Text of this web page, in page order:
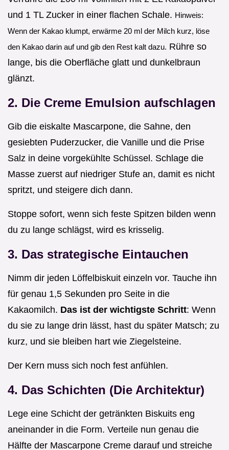
und 1 TL Zucker in einer flachen Schale. Hinweis:
Wenn der Kakao klumpt, erwärme 20 ml der Milch kurz, löse
den Kakao darin auf und gib den Rest kalt dazu. Rühre so
lange, bis die Oberfläche glatt und dunkelbraun
glänzt.
2. Die Creme Emulsion aufschlagen
Gib die eiskalte Mascarpone, die Sahne, den
gesiebten Puderzucker, die Vanille und die Prise
Salz in deine vorgekühlte Schüssel. Schlage die
Masse zuerst auf niedriger Stufe an, damit es nicht
spritzt, und steigere dich dann.
Stoppe sofort, wenn sich feste Spitzen bilden wenn
du zu lange schlägst, wird es krisselig.
3. Das strategische Eintauchen
Nimm dir jeden Löffelbiskuit einzeln vor. Tauche ihn
für genau 1,5 Sekunden pro Seite in die
Kakaomilch. Das ist der wichtigste Schritt: Wenn
du sie zu lange drin lässt, hast du später Matsch; zu
kurz, und sie bleiben hart wie Ziegelsteine.
Der Kern muss sich noch fest anfühlen.
4. Das Schichten (Die Architektur)
Lege eine Schicht der getränkten Biskuits eng
aneinander in die Form. Verteile nun genau die
Hälfte der Mascarpone Creme darauf und streiche